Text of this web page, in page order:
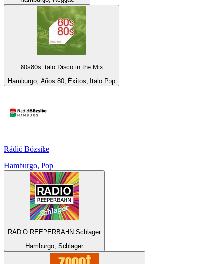
80s80s Italo Disco in the Mix
Hamburgo, Años 80, Éxitos, Italo Pop
Rádió Bözsike
Hamburgo, Pop
RADIO REEPERBAHN Schlager
Hamburgo, Schlager